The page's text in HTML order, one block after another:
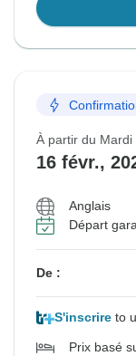
À partir du Mardi
16 févr.,
Anglais
Départ
De :
S'inscrire to
Prix basé